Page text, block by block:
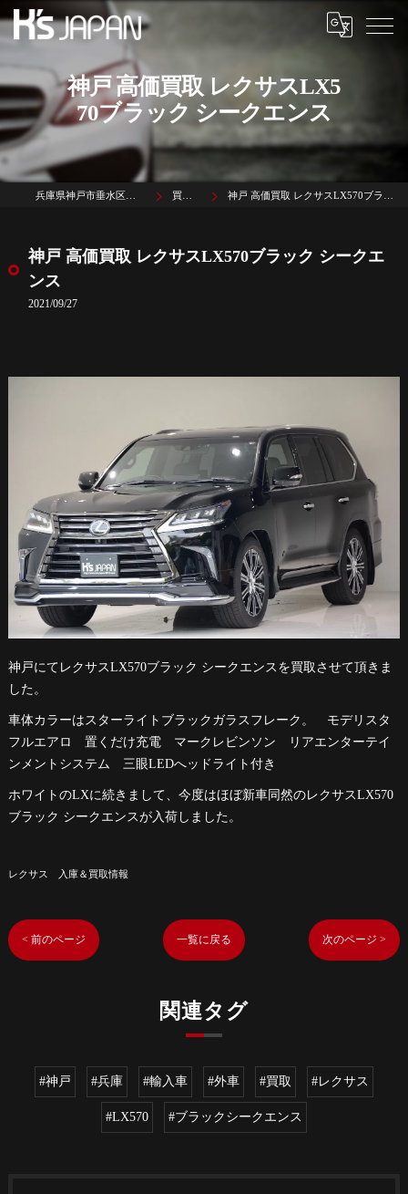
神戸 高価買取 レクサスLX5
70ブラック シークエンス
買取実績 神戸 高価買取 レクサスLX570ブラック シークエンス
神戸 高価買取 レクサスLX570ブラック シークエ
ンス
2021/09/27
神戸にてレクサスLX570ブラック シークエンスを買取させて頂きま
した。
車体カラーはスターライトブラックガラスフレーク。 モデリスタ
フルエアロ 置くだけ充電 マークレビンソン リアエンターテイ
ンメントシステム 三眼LEDへッドライト付き
ホワイトのLXに続きまして、今度はほぼ新車同然のレクサスLX570
ブラック シークエンスが入荷しました。
レクサス 入庫＆買取情報
< 前のページ 一覧に戻る 次のページ >
関連タグ
#神戸 #兵庫 #輸入車 #外車 #買取 #レクサス
#LX570 #ブラックシークエンス